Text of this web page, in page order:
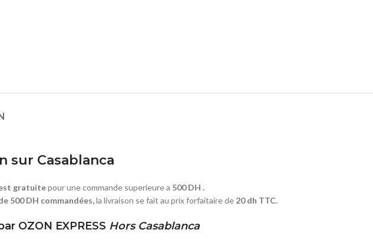
sur Casablanca
gratuitepour une commande superieure a 500 DH .
500 DH commandées,la livraison se fait au prix forfaitaire de 20 dh TTC.
OZON EXPRESS Hors Casablanca